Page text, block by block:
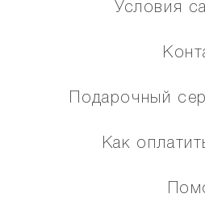
Условия
Подарочный
Как